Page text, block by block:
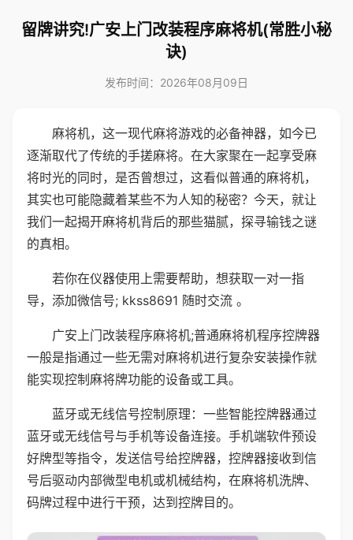
留牌讲究!广安上门改装程序麻将机(常胜小秘
诀)
发布时间：2026年08月09日
麻将机，这一现代麻将游戏的必备神器，如今已
逐渐取代了传统的手搓麻将。在大家聚在一起享受麻
将时光的同时，是否曾想过，这看似普通的麻将机，
其实也可能隐藏着某些不为人知的秘密？今天，就让
我们一起揭开麻将机背后的那些猫腻，探寻输钱之谜
的真相。
若你在仪器使用上需要帮助，想获取一对一指
导，添加微信号; kkss8691 随时交流 。
广安上门改装程序麻将机;普通麻将机程序控牌器
一般是指通过一些无需对麻将机进行复杂安装操作就
能实现控制麻将牌功能的设备或工具。
蓝牙或无线信号控制原理：一些智能控牌器通过
蓝牙或无线信号与手机等设备连接。手机端软件预设
好牌型等指令，发送信号给控牌器，控牌器接收到信
号后驱动内部微型电机或机械结构，在麻将机洗牌、
码牌过程中进行干预，达到控牌目的。